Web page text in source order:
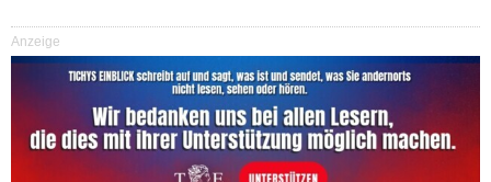
Anzeige